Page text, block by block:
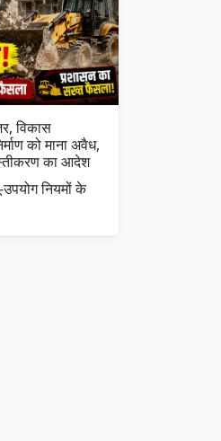
विकास
को माना अवैध,
का आदेश
नियमों के